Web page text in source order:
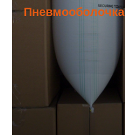
Пневмооболочка